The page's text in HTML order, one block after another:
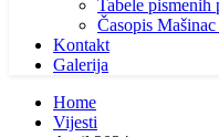
Tabele pismenih
Časopis
Kontakt
Galerija
Home
Vijesti